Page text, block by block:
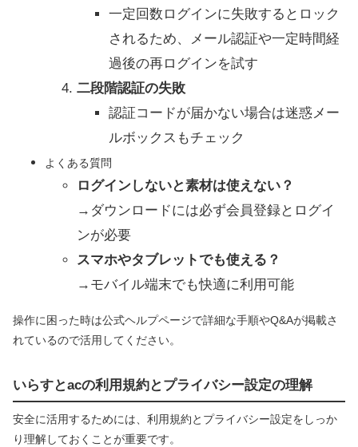
一定回数ログインに失敗するとロック
されるため、メール認証や一定時間経
過後の再ログインを試す
二段階認証の失敗
認証コードが届かない場合は迷惑メー
ルボックスもチェック
よくある質問
ログインしないと素材は使えない？
→ダウンロードには必ず会員登録とログイ
ンが必要
スマホやタブレットでも使える？
→モバイル端末でも快適に利用可能
操作に困った時は公式ヘルプページで詳細な手順やQ&Aが掲載さ
れているので活用してください。
いらすとacの利用規約とプライバシー設定の理解
安全に活用するためには、利用規約とプライバシー設定をしっか
り理解しておくことが重要です。